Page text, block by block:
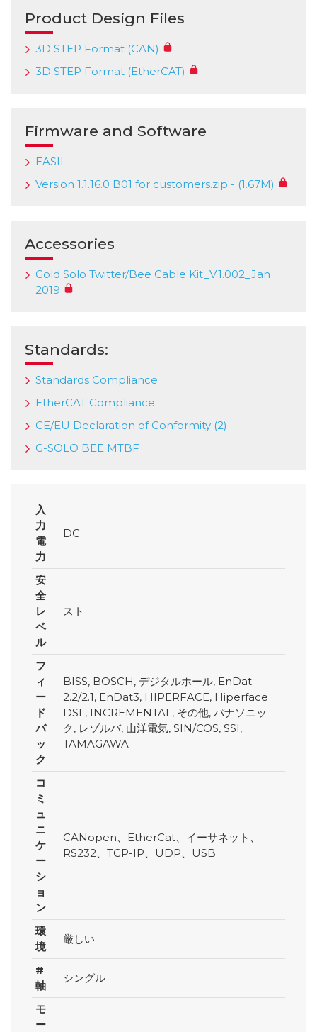
Product Design Files
3D STEP Format (CAN)
3D STEP Format (EtherCAT)
Firmware and Software
EASII
Version 1.1.16.0 B01 for customers.zip - (1.67M)
Accessories
Gold Solo Twitter/Bee Cable Kit_V.1.002_Jan
2019
Standards:
Standards Compliance
EtherCAT Compliance
CE/EU Declaration of Conformity (2)
G-SOLO BEE MTBF
入
力
電
力
DC
安
全
レ
ベ
ル
スト
フ
ィ
ー
ド
バ
ッ
ク
BISS, BOSCH, デジタルホール, EnDat
2.2/2.1, EnDat3, HIPERFACE, Hiperface
DSL, INCREMENTAL, その他, パナソニッ
ク, レゾルバ, 山洋電気, SIN/COS, SSI,
TAMAGAWA
コ
ミ
ュ
ニ
ケ
ー
シ
ョ
ン
CANopen、EtherCat、イーサネット、
RS232、TCP-IP、UDP、USB
環
境
厳しい
#
軸
シングル
モ
ー